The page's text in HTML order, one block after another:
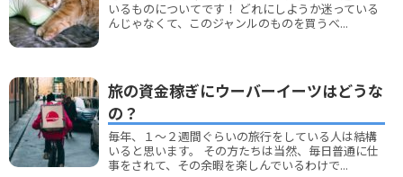
いるものについてです！ どれにしようか迷っている
んじゃなくて、このジャンルのものを買うべ...
旅の資金稼ぎにウーバーイーツはどうな
の？
毎年、１～２週間ぐらいの旅行をしている人は結構
いると思います。 その方たちは当然、毎日普通に仕
事をされて、その余暇を楽しんでいるわけで...